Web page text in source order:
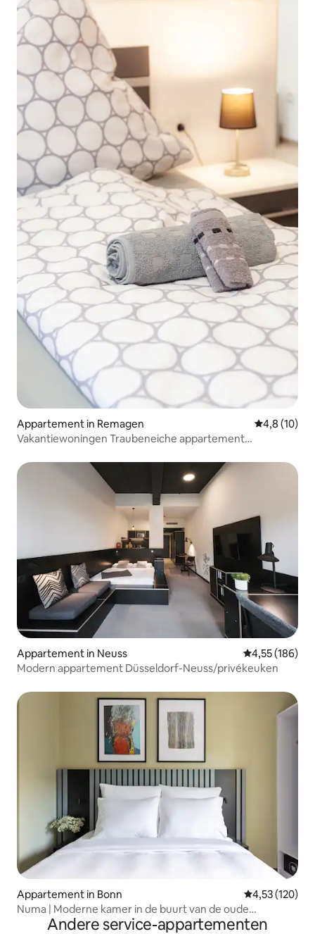
Appartement in Remagen
4,8 (10)
Vakantiewoningen Traubeneiche appartement
Appartement in Neuss Gemiddelde
4,55 (186)
Modern appartement Düsseldorf-Neuss/privékeuken
Appartement in Bonn Gemiddelde
4,53 (120)
Numa | Moderne kamer in de buurt van de oude
binnenstadAndere service-appartementen